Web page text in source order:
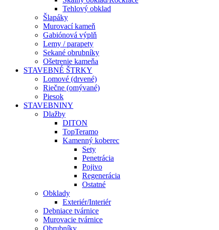
Tehlový obklad
Šlapáky
Murovací kameň
Gabiónová výplň
Lemy / parapety
Sekané obrubníky
Ošetrenie kameňa
STAVEBNÉ ŠTRKY
Lomové (drvené)
Riečne (omývané)
Piesok
STAVEBNINY
Dlažby
DITON
TopTeramo
Kamenný koberec
Sety
Penetrácia
Pojivo
Regenerácia
Ostatné
Obklady
Exteriér/Interiér
Debniace tvárnice
Murovacie tvárnice
Obrubníky